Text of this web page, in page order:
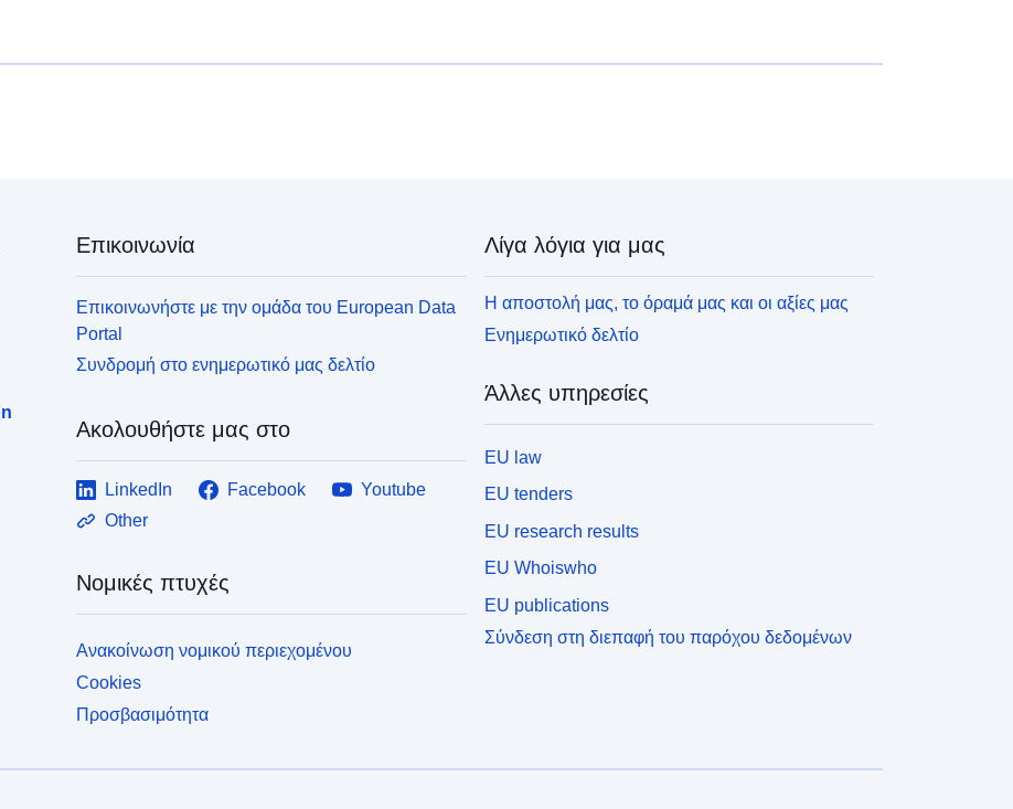
Επικοινωνία
Επικοινωνήστε με την ομάδα του European Data
Portal
Συνδρομή στο ενημερωτικό μας δελτίο
Ακολουθήστε μας στο
LinkedIn Facebook
Youtube
Other
Νομικές πτυχές
Ανακοίνωση νομικού περιεχομένου
Cookies
Προσβασιμότητα
Λίγα λόγια για μας
Η αποστολή μας, το όραμά μας και οι αξίες μας
Ενημερωτικό δελτίο
Άλλες υπηρεσίες
EU law
EU tenders
EU research results
EU Whoiswho
EU publications
Σύνδεση στη διεπαφή του παρόχου δεδομένων